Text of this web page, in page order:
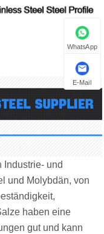
und
und Molybdän, von
haben eine
gut und kann
WhatsApp
E-Mail